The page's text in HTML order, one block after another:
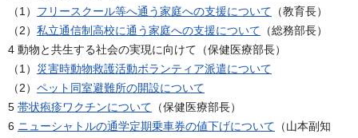
（1） フリースクール等へ通う家庭への支援について （教育長）
（2） 私立通信制高校に通う家庭への支援について （総務部長）
4 動物と共生する社会の実現に向けて（保健医療部長）
（1） 災害時動物救護活動ボランティア派遣について
（2） ペット同室避難所の開設について
5 帯状疱疹ワクチンについて （保健医療部長）
6 ニューシャトルの通学定期乗車券の値下げについて （山本副知